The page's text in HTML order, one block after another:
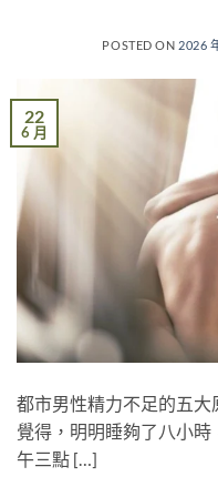
POSTED ON 2026
22
6 月
都市男性精力不足的五
覺得，明明睡夠了八小
午三點 […]